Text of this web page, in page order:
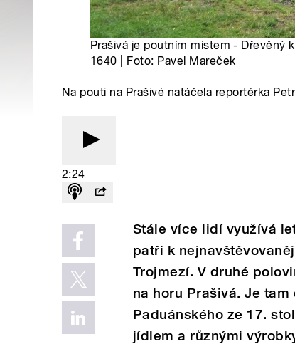
Prašivá je poutním místem - Dřevěný
1640 | Foto: Pavel Mareček
Na pouti na Prašivé natáčela reportérka
2:24
Stále více lidí využívá
patří k
Trojmezí. V druhé
na horu Prašivá. Je
Paduánského ze 17.
jídlem a různými